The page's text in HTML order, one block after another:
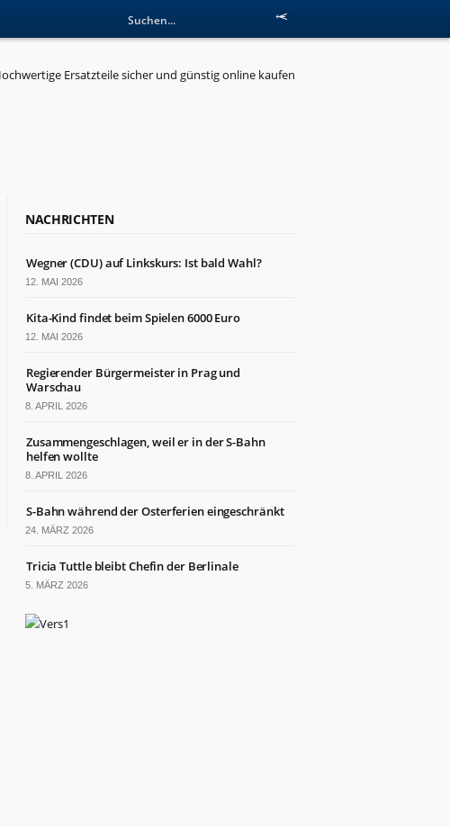
NACHRICHTEN
Wegner (CDU) auf Linkskurs: Ist bald Wahl?
12. MAI 2026
Kita-Kind findet beim Spielen 6000 Euro
12. MAI 2026
Regierender Bürgermeister in Prag und
Warschau
8. APRIL 2026
Zusammengeschlagen, weil er in der S-Bahn
helfen wollte
8. APRIL 2026
S-Bahn während der Osterferien eingeschränkt
24. MÄRZ 2026
Tricia Tuttle bleibt Chefin der Berlinale
5. MÄRZ 2026